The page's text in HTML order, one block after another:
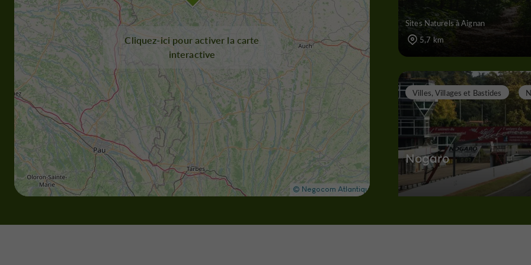
Cliquez-ici pour activer la carte
interactive
Sites Naturels à Aignan
5,7 km
Nogaro
Villes, Villages et Bastides